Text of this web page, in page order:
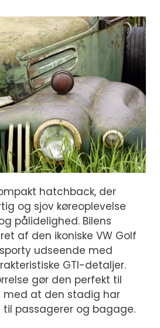
hatchback, der
og sjov køreoplevelse
pålidelighed. Bilens
af den ikoniske VW Golf
udseende med
GTI-detaljer.
gør den perfekt til
med at den stadig har
passagerer og bagage.